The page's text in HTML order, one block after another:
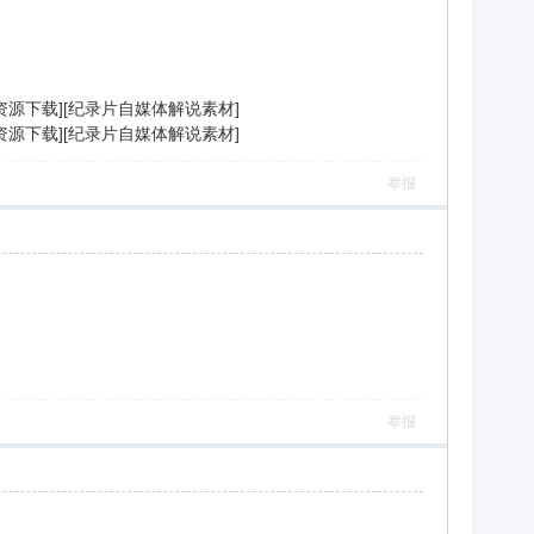
源下载][纪录片自媒体解说素材]
源下载][纪录片自媒体解说素材]
举报
举报